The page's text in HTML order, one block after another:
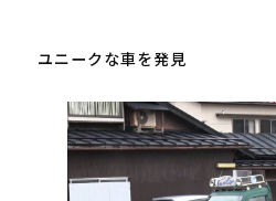
ユニークな車を発見